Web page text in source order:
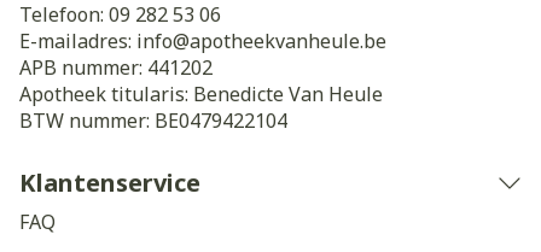
Telefoon: 09 282 53 06
E-mailadres: info@apotheekvanheule.be
APB nummer: 441202
Apotheek titularis: Benedicte Van Heule
BTW nummer: BE0479422104
Klantenservice
FAQ